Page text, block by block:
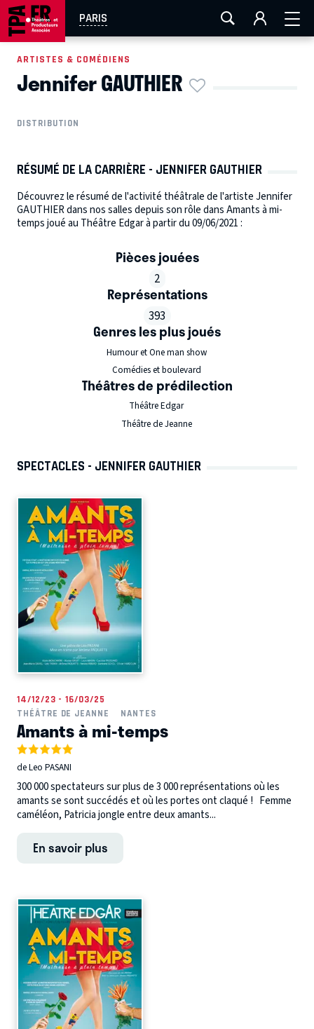
PARIS
AIX-MARSEILLE LA ROCHELLE
EN TOURNÉE
ARTISTES & COMÉDIENS
Jennifer GAUTHIER
DISTRIBUTION
RÉSUMÉ DE LA CARRIÈRE - JENNIFER GAUTHIER
Découvrez le résumé de l'activité théâtrale de l'artiste Jennifer
GAUTHIER dans nos salles depuis son rôle dans Amants à mi-
temps joué au Théâtre Edgar à partir du 09/06/2021 :
Pièces jouées
2
Représentations
393
Genres les plus joués
Humour et One man show
Comédies et boulevard
Théâtres de prédilection
Théâtre Edgar
Théâtre de Jeanne
SPECTACLES - JENNIFER GAUTHIER
14/12/23 - 16/03/25
THÉÂTRE DE JEANNE
NANTES
Amants à mi-temps
de Leo PASANI
300 000 spectateurs sur plus de 3 000 représentations où les
amants se sont succédés et où les portes ont claqué ! Femme
caméléon, Patricia jongle entre deux amants...
En savoir plus